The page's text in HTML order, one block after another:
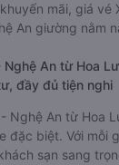
mãi, giá vé
An giường nằm
An từ Hoa
đầy đủ tiện nghi
Nghệ An từ Hoa
đặc biệt. Với mỗi
sạn sang